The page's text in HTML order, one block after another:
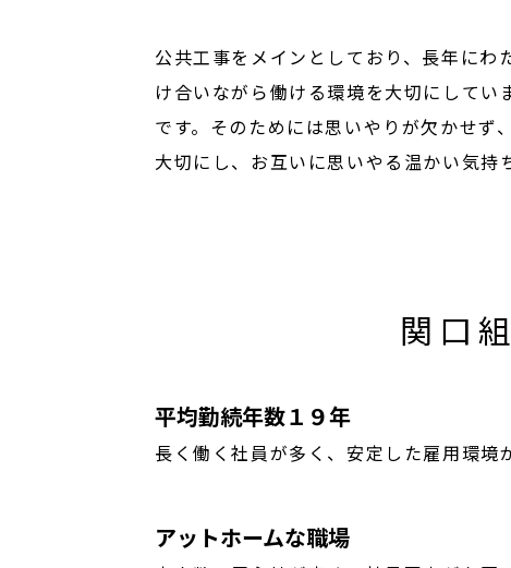
公共工事をメインとしており、長年に
け合いながら働ける環境を大切にして
です。そのためには思いやりが欠かせ
大切にし、お互いに思いやる温かい気持
関口
平均勤続年数１９年
長く働く社員が多く、安定した雇用環境
アットホームな職場